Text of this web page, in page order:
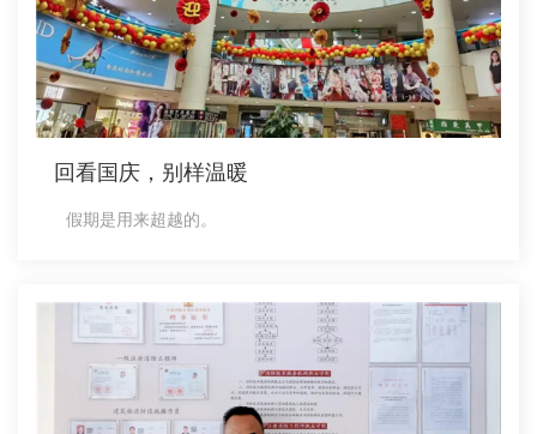
回看国庆，别样温暖
假期是用来超越的。